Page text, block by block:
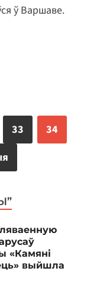
ў Варшаве.
33
34
«Камяні
выйшла